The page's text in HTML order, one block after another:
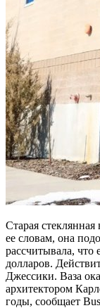
Старая
ее словам, она
рассчитывала, что
долларов.
Джессики. Ваза
архитектором
годы, сообщает